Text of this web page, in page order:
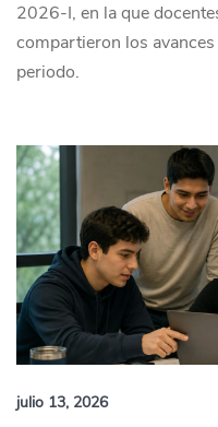
2026-I, en la que
compartieron los
periodo.
julio 13, 2026